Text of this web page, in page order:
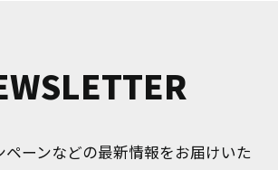
ーンなどの最新情報をお届けいた